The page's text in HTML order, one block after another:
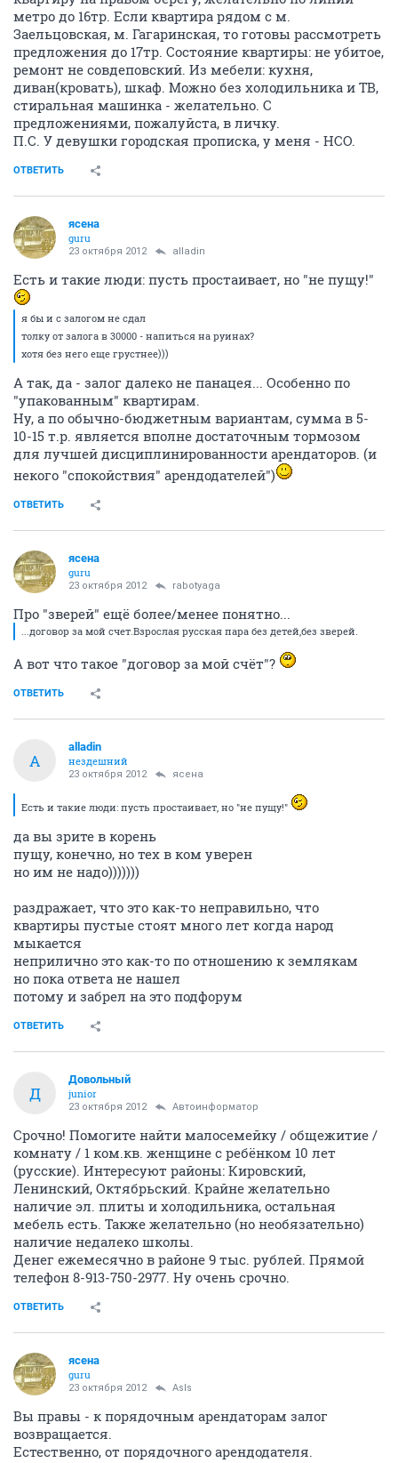
метро до 16тр. Если квартира рядом с м.
Заельцовская, м. Гагаринская, то готовы рассмотреть
предложения до 17тр. Состояние квартиры: не убитое,
ремонт не совдеповский. Из мебели: кухня,
диван(кровать), шкаф. Можно без холодильника и ТВ,
стиральная машинка - желательно. С
предложениями, пожалуйста, в личку.
П.С. У девушки городская прописка, у меня - НСО.
ОТВЕТИТЬ
ясена
guru
23 октября 2012 alladin
Есть и такие люди: пусть простаивает, но "не пущу!"
я бы и с залогом не сдал
толку от залога в 30000 - напиться на руинах?
хотя без него еще грустнее)))
А так, да - залог далеко не панацея... Особенно по
"упакованным" квартирам.
Ну, а по обычно-бюджетным вариантам, сумма в 5-
10-15 т.р. является вполне достаточным тормозом
для лучшей дисциплинированности арендаторов. (и
некого "спокойствия" арендодателей")
ОТВЕТИТЬ
ясена
guru
23 октября 2012 rabotyaga
Про "зверей" ещё более/менее понятно...
...договор за мой счет.Взрослая русская пара без детей,без зверей.
А вот что такое "договор за мой счёт"?
ОТВЕТИТЬ
A
alladin
нездешний
23 октября 2012 ясена
Есть и такие люди: пусть простаивает, но "не пущу!"
да вы зрите в корень
пущу, конечно, но тех в ком уверен
но им не надо)))))))
раздражает, что это как-то неправильно, что
квартиры пустые стоят много лет когда народ
мыкается
неприлично это как-то по отношению к землякам
но пока ответа не нашел
потому и забрел на это подфорум
ОТВЕТИТЬ
Д
Довольный
junior
23 октября 2012 Автоинформатор
Срочно! Помогите найти малосемейку / общежитие /
комнату / 1 ком.кв. женщине с ребёнком 10 лет
(русские). Интересуют районы: Кировский,
Ленинский, Октябрьский. Крайне желательно
наличие эл. плиты и холодильника, остальная
мебель есть. Также желательно (но необязательно)
наличие недалеко школы.
Денег ежемесячно в районе 9 тыс. рублей. Прямой
телефон 8-913-750-2977. Ну очень срочно.
ОТВЕТИТЬ
ясена
guru
23 октября 2012 AsIs
Вы правы - к порядочным арендаторам залог
возвращается.
Естественно, от порядочного арендодателя.